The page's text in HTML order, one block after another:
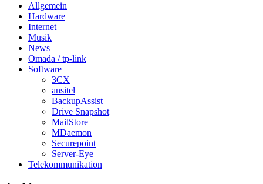
Allgemein
Hardware
Internet
Musik
News
Omada / tp-link
Software
3CX
ansitel
BackupAssist
Drive Snapshot
MailStore
MDaemon
Securepoint
Server-Eye
Telekommunikation